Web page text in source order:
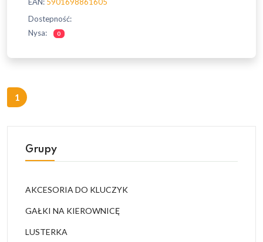
Dostepność:
Nysa:
0
1
Grupy
AKCESORIA DO KLUCZYK
GAŁKI NA KIEROWNICĘ
LUSTERKA